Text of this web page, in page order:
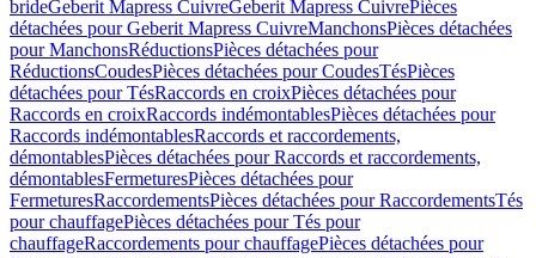
brideGeberit Mapress CuivreGeberit Mapress CuivrePièces
détachées pour Geberit Mapress CuivreManchonsPièces détachées
pour ManchonsRéductionsPièces détachées pour
RéductionsCoudesPièces détachées pour CoudesTésPièces
détachées pour TésRaccords en croixPièces détachées pour
Raccords en croixRaccords indémontablesPièces détachées pour
Raccords indémontablesRaccords et raccordements,
démontablesPièces détachées pour Raccords et raccordements,
démontablesFermeturesPièces détachées pour
FermeturesRaccordementsPièces détachées pour RaccordementsTés
pour chauffagePièces détachées pour Tés pour
chauffageRaccordements pour chauffagePièces détachées pour